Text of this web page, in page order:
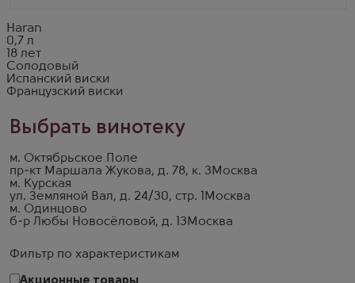
Фильтр по характеристикам
Haran
0,7 л
18 лет
Солодовый
Испанский виски
Французский виски
Выбрать винотеку
м. Октябрьское Поле
пр-кт Маршала Жукова, д. 78, к. 3 Москва
м. Курская
ул. Земляной Вал, д. 24/30, стр. 1
Москва
м. Одинцово
б-р Любы Новосёловой, д. 13 Москва